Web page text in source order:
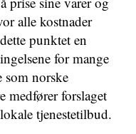
alle kostnader
punktet en
for mange
som norske
medfører forslaget
tjenestetilbud.